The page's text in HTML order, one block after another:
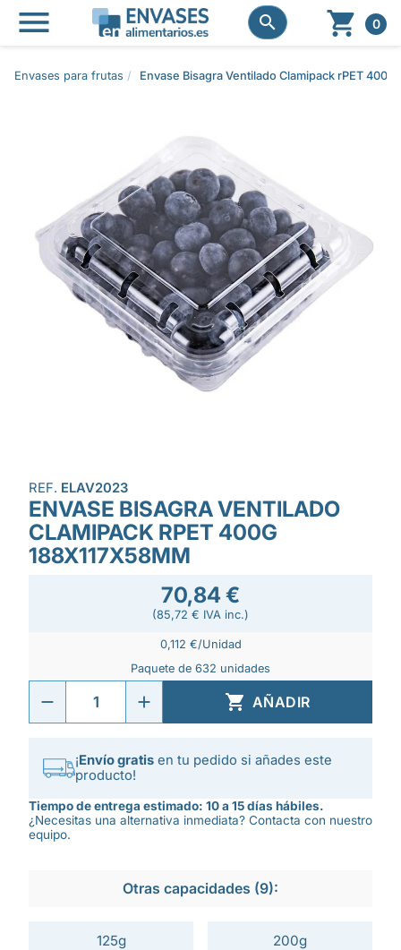
 
  0
Envases para frutas Envase Bisagra Ventilado Clamipack rPET 400g
REF. ELAV2023
ENVASE BISAGRA VENTILADO
CLAMIPACK RPET 400G
188X117X58MM
70,84 €
(85,72 € IVA inc.)
0,112 €/Unidad
Paquete de 632 unidades
 AÑADIR
¡Envío gratis en tu pedido si añades este
producto!
Tiempo de entrega estimado: 10 a 15 días hábiles.
¿Necesitas una alternativa inmediata? Contacta con nuestro
equipo.
Otras capacidades (9):
125g 200g